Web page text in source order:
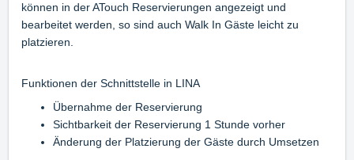
können in der ATouch Reservierungen angezeigt und
bearbeitet werden, so sind auch Walk In Gäste leicht zu
platzieren.
Funktionen der Schnittstelle in LINA
Übernahme der Reservierung
Sichtbarkeit der Reservierung 1 Stunde vorher
Änderung der Platzierung der Gäste durch Umsetzen